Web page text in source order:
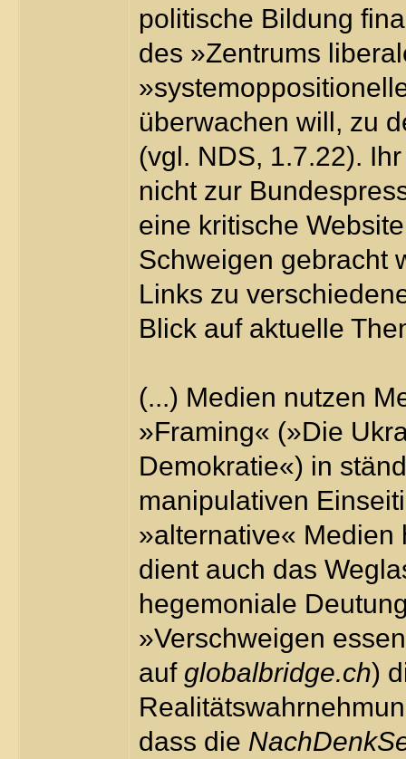
politische Bildung
des »Zentrums
überwachen will, zu
(vgl. NDS, 1.7.22).
nicht zur
eine kritische
Schweigen gebracht
Links zu
Blick auf aktuelle
(...) Medien nutzen
»Framing« (»Die
Demokratie«) in
manipulativen
»alternative«
dient auch das
hegemoniale
»Verschweigen
auf globalbridge.ch)
dass die